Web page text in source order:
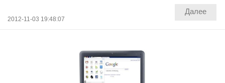
2012-11-03 19:48:07
Далее